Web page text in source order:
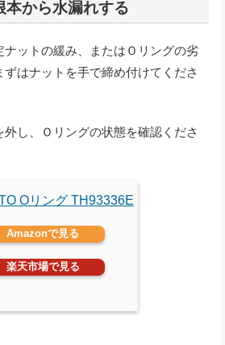
本から水漏れする
ナットの緩み、またはＯリングの劣
はナットを手で締め付けてくださ
し、Ｏリングの状態を確認くださ
Oリング TH93336E
Amazonで見る
楽天市場で見る